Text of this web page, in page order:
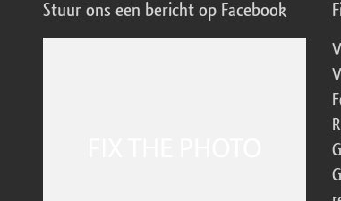
Stuur ons een bericht op Facebook